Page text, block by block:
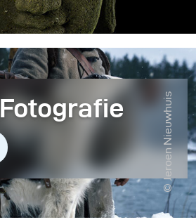
© Jeroen Nieuwhuis